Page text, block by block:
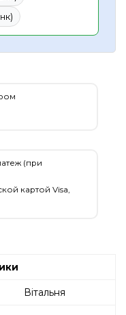
(при
картой Visa,
Вітальня